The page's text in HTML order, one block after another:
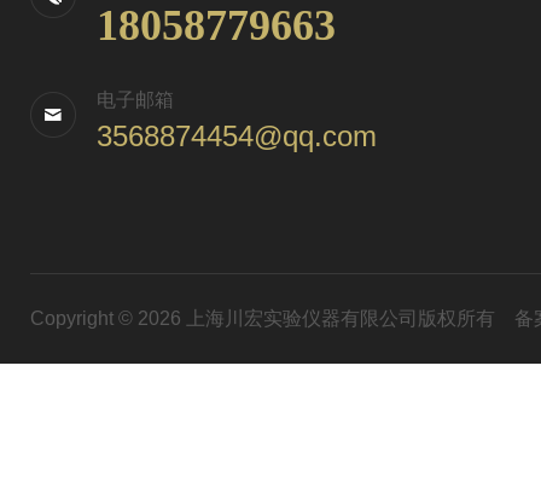
18058779663
电子邮箱
3568874454@qq.com
Copyright © 2026 上海川宏实验仪器有限公司版权所有 备